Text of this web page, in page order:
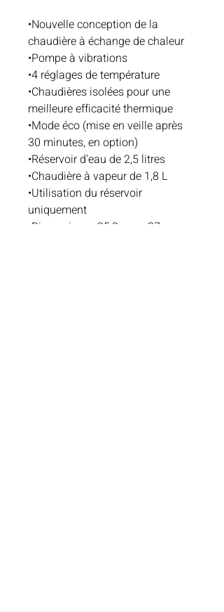
•Nouvelle conception de la
chaudière à échange de chaleur
•Pompe à vibrations
•4 réglages de température
•Chaudières isolées pour une
meilleure efficacité thermique
•Mode éco (mise en veille après
30 minutes, en option)
•Réservoir d'eau de 2,5 litres
•Chaudière à vapeur de 1,8 L
•Utilisation du réservoir
uniquement
•Dimensions : 35,8 cm x 27 cm x